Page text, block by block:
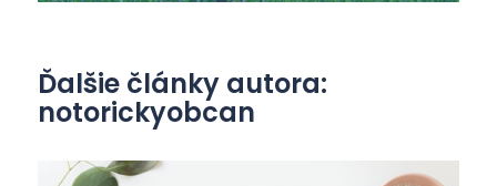
Ďalšie články autora:
notorickyobcan